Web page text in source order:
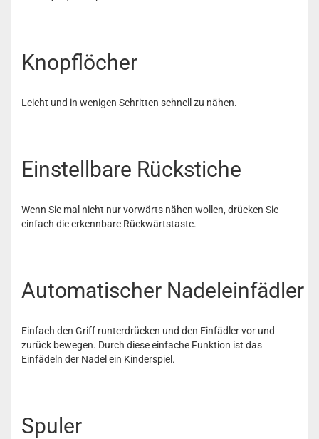
Knopflöcher
Leicht und in wenigen Schritten schnell zu nähen.
Einstellbare Rückstiche
Wenn Sie mal nicht nur vorwärts nähen wollen, drücken Sie
einfach die erkennbare Rückwärtstaste.
Automatischer Nadeleinfädler
Einfach den Griff runterdrücken und den Einfädler vor und
zurück bewegen. Durch diese einfache Funktion ist das
Einfädeln der Nadel ein Kinderspiel.
Spuler